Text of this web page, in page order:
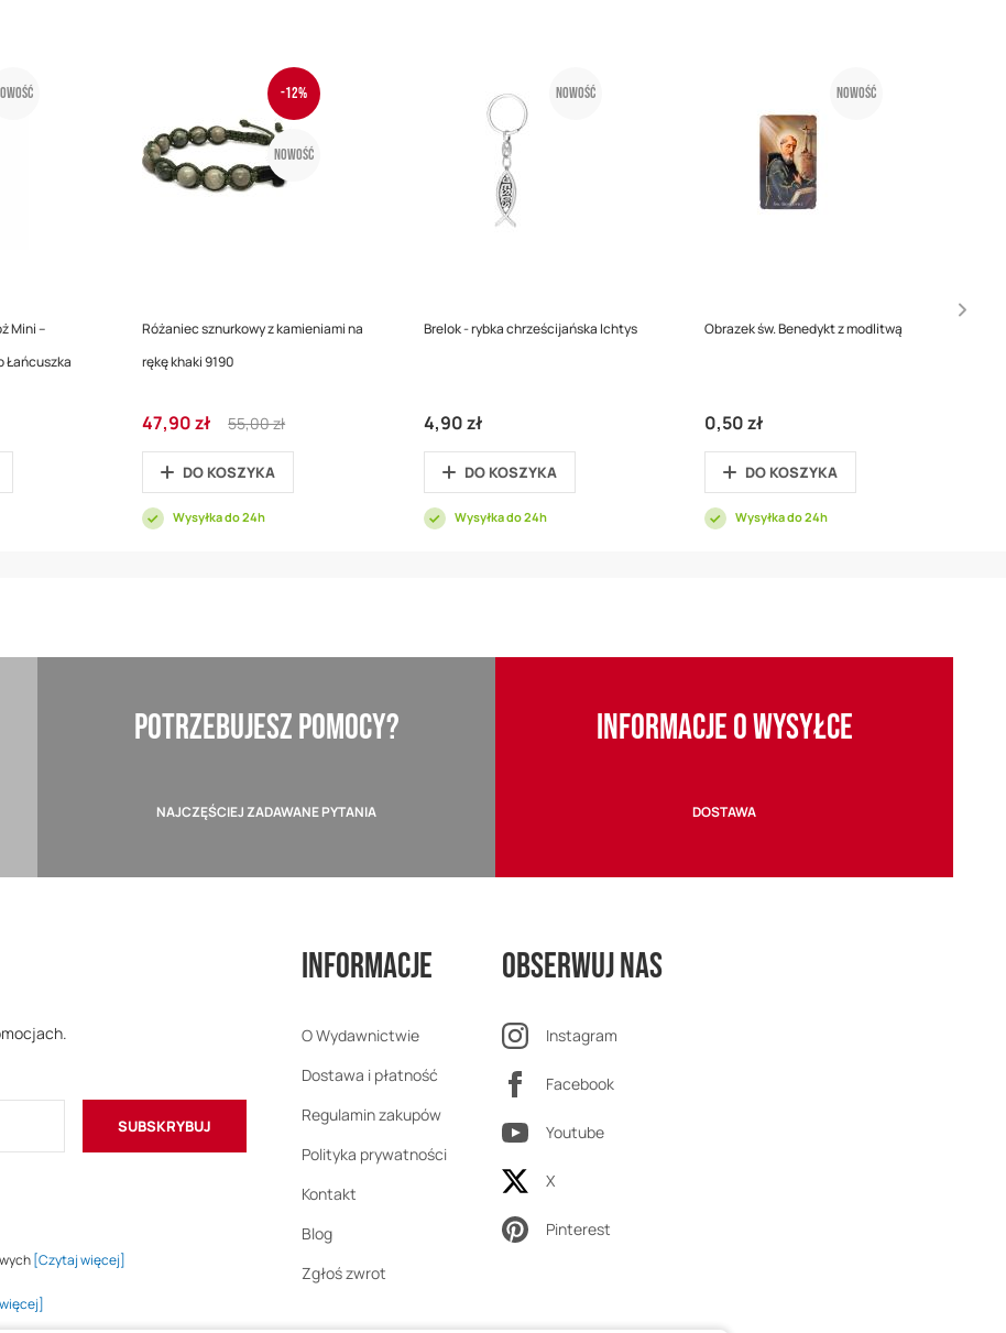
Mini –
Łańcuszka
-12%
Nowość
Różaniec sznurkowy z kamieniami na
rękę khaki 9190
Cena
promocyjna
47,90 zł
Regular
Price
55,00 zł
DO KOSZYKA
Wysyłka do 24h
Nowość
Brelok - rybka chrześcijańska Ichtys
4,90 zł
DO KOSZYKA
Wysyłka do 24h
Nowość
Obrazek św. Benedykt z modlitwą
0,50 zł
DO KOSZYKA
Wysyłka do 24h
POTRZEBUJESZ POMOCY?
NAJCZĘŚCIEJ ZADAWANE PYTANIA
INFORMACJE O WYSYŁCE
DOSTAWA
SUBSKRYBUJ
[Czytaj więcej]
Informacje
O Wydawnictwie
Dostawa i płatność
Regulamin zakupów
Polityka prywatności
Kontakt
Blog
Zgłoś zwrot
Obserwuj nas
Instagram
Facebook
Youtube
X
Pinterest